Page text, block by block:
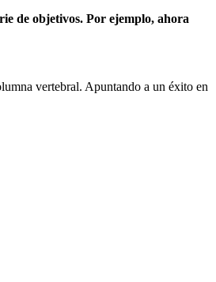
de objetivos. Por ejemplo, ahora
vertebral. Apuntando a un éxito en